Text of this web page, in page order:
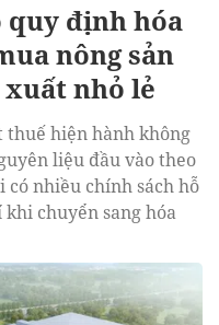
quy định hóa
nông sản
nhỏ lẻ
thuế hiện hành không
liệu đầu vào theo
nhiều chính sách hỗ
chuyển sang hóa